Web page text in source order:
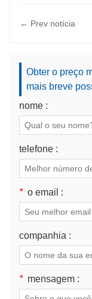
← Prev notícia
Obter o preço
mais breve
nome :
telefone :
* o email :
companhia :
* mensagem :